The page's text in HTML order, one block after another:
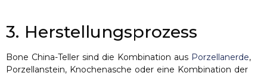
3. Herstellungsprozess
Bone China-Teller sind die Kombination aus Porzellanerde,
Porzellanstein, Knochenasche oder eine Kombination der